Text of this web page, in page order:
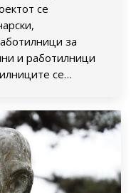
се
за
и работилници
се…